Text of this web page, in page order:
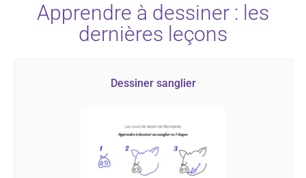
Apprendre à dessiner : les
dernières leçons
Dessiner sanglier